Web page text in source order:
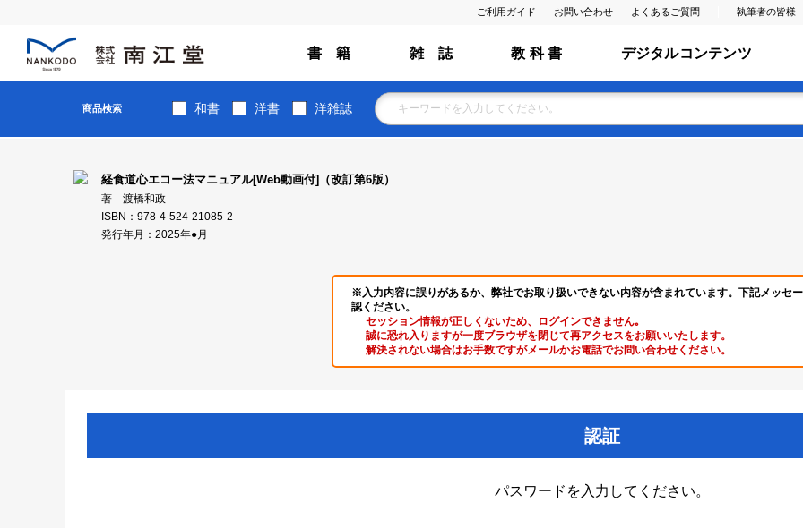
ご利用ガイド お問い合わせ よくあるご質問 執筆者の皆様
書 籍 雑 誌 教 科 書 デジタルコンテンツ
商品検索 和書 洋書 洋雑誌
経食道心エコー法マニュアル[Web動画付]（改訂第6版）
著 渡橋和政
ISBN：978-4-524-21085-2
発行年月：2025年●月
※入力内容に誤りがあるか、弊社でお取り扱いできない内容が含まれています。下記メッセ
認ください。
セッション情報が正しくないため、ログインできません｡
誠に恐れ入りますが一度ブラウザを閉じて再アクセスをお願いいたします。
解決されない場合はお手数ですがメールかお電話でお問い合わせください。
認証
パスワードを入力してください。